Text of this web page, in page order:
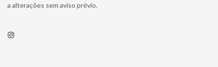
a alterações sem aviso prévio.
Instagram